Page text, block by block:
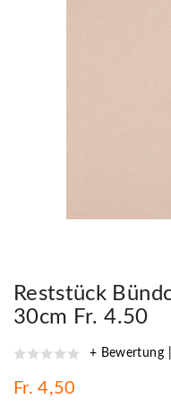
Reststück
30cm Fr. 4.50
+ Bewertung
Fr. 4,50